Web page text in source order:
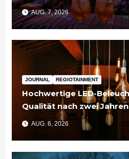
AUG. 7, 2026
JOURNAL REGIOTAINMENT
Hochwertige LED-
Qualität nach zwei
AUG. 6, 2026